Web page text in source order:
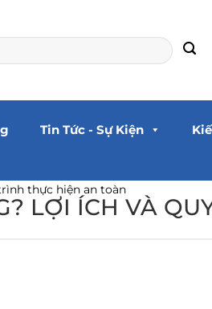
Tin Tức - Sự Kiện
thực hiện an toàn
LỢI ÍCH VÀ